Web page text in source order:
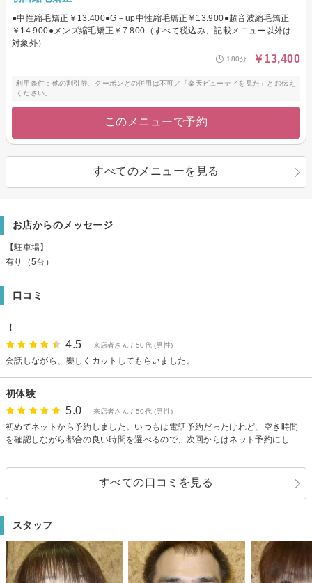
●中性縮毛矯正￥13.400●G－up中性縮毛矯正￥13.900●超音波縮毛矯正
￥14.900●メンズ縮毛矯正￥7.800（すべて税込み、記載メニュー以外は
対象外）
180分 ￥13,400
利用条件：他の割引券、クーポンとの併用は不可／「楽天ビューティを見た」とお伝え
ください。
このメニューで予約
すべてのメニューを見る
お店からのメッセージ
【駐車場】
有り（5台）
口コミ
！
4.5 来店者さん / 50代 (男性)
会話しながら、樂しくカットしてもらいました。
初体験
5.0 来店者さん / 50代 (男性)
初めてネットから予約しました。いつもは電話予約だったけれど、空き時間
を確認しながら都合の良い時間を選べるので、次回からはネット予約にしよ
すべての口コミを見る
スタッフ